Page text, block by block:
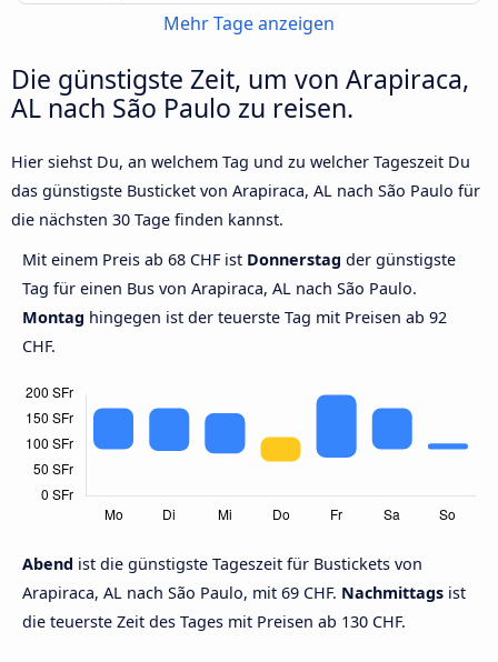
Mehr Tage anzeigen
Die günstigste Zeit, um von Arapiraca,
AL nach São Paulo zu reisen.
Hier siehst Du, an welchem Tag und zu welcher Tageszeit Du
das günstigste Busticket von Arapiraca, AL nach São Paulo für
die nächsten 30 Tage finden kannst.
Mit einem Preis ab 68 CHF ist Donnerstag der günstigste
Tag für einen Bus von Arapiraca, AL nach São Paulo.
Montag hingegen ist der teuerste Tag mit Preisen ab 92
CHF.
Abend ist die günstigste Tageszeit für Bustickets von
Arapiraca, AL nach São Paulo, mit 69 CHF. Nachmittags ist
die teuerste Zeit des Tages mit Preisen ab 130 CHF.